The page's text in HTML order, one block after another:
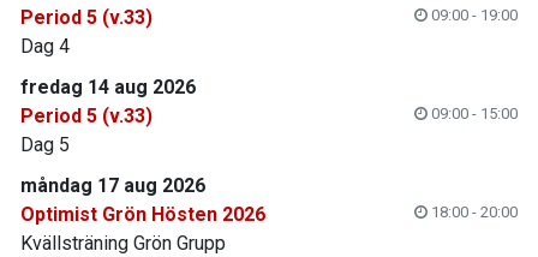
Period 5 (v.33)
09:00 - 19:00
Dag 4
fredag 14 aug 2026
Period 5 (v.33)
09:00 - 15:00
Dag 5
måndag 17 aug 2026
Optimist Grön Hösten 2026
18:00 - 20:00
Kvällsträning Grön Grupp